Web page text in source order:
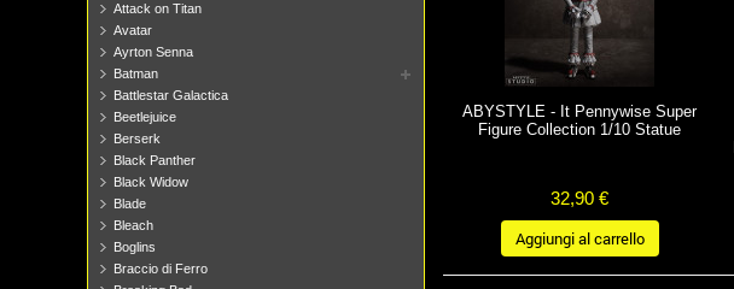
Attack on Titan
Avatar
Ayrton Senna
Batman
Battlestar Galactica
Beetlejuice
Berserk
Black Panther
Black Widow
Blade
Bleach
Boglins
Braccio di Ferro
ABYSTYLE - It Pennywise Super
Figure Collection 1/10 Statue
32,90 €
Aggiungi al carrello